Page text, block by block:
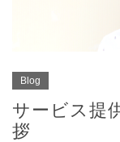
Blog
サービス提
拶